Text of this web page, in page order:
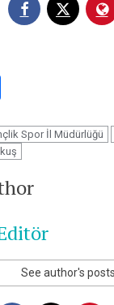
Spor İl Müdürlüğü
See author's posts